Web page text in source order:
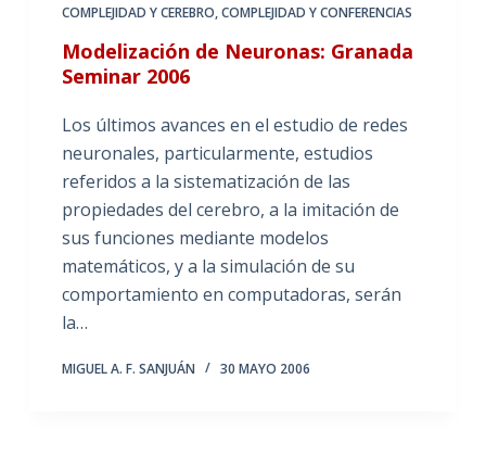
COMPLEJIDAD Y CEREBRO,COMPLEJIDAD Y CONFERENCIAS
Modelización de Neuronas: Granada
Seminar 2006
Los últimos avances en el estudio de redes
neuronales, particularmente, estudios
referidos a la sistematización de las
propiedades del cerebro, a la imitación de
sus funciones mediante modelos
matemáticos, y a la simulación de su
comportamiento en computadoras, serán
la…
MIGUEL A. F. SANJUÁN 30 MAYO 2006